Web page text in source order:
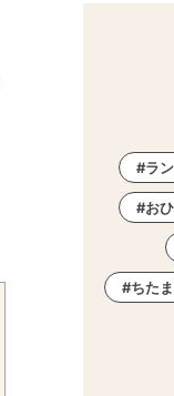
ラ
お
ちた